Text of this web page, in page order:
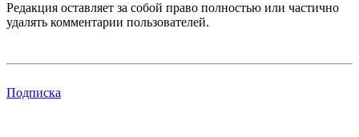
Редакция оставляет за собой право полностью или частично
удалять комментарии пользователей.
Подписка